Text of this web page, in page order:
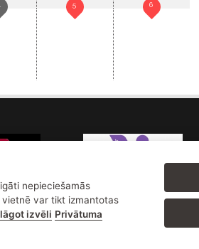
5 6
nepieciešamās
vietnē var tikt izmantotas
izvēli Privātuma